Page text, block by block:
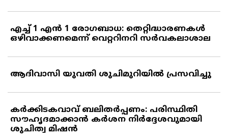
എച്ച് 1 എന്‍ 1 രോഗബാധ: തെറ്റിദ്ധാരണകള്‍
ഒഴിവാക്കണമെന്ന് വെറ്ററിനറി സര്‍വകലാശാല
ആദിവാസി യുവതി ശുചിമുറിയില്‍ പ്രസവിച്ചു
കര്‍ക്കിടകവാവ് ബലിതര്‍പ്പണം: പരിസ്ഥിതി
സൗഹൃദമാക്കാന്‍ കര്‍ശന നിര്‍ദ്ദേശവുമായി
ശുചിത്വ മിഷന്‍